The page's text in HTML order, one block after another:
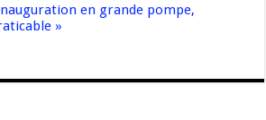
en grande pompe,
»